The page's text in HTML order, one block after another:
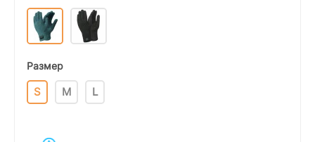
Размер
S M L